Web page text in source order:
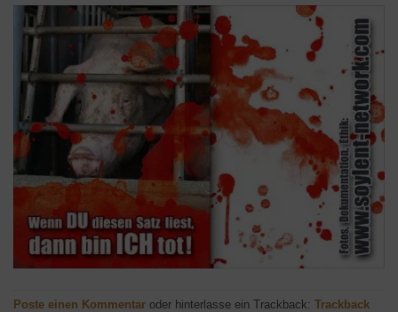
Poste einen Kommentar oder hinterlasse ein Trackback: Trackback